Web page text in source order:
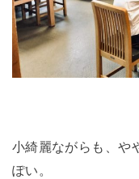
小綺麗ながらも、や
ぽい。